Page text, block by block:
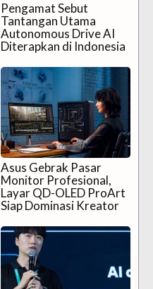
Pengamat Sebut
Tantangan Utama
Autonomous Drive AI
Diterapkan di Indonesia
Asus Gebrak Pasar
Monitor Profesional,
Layar QD-OLED ProArt
Siap Dominasi Kreator